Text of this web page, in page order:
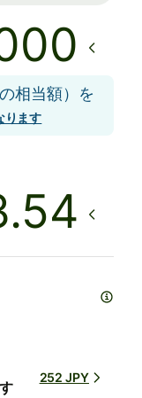
相当額）を
ります
252 JPY